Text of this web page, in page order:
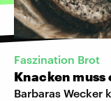
Faszination Brot
Knacken muss
Barbaras Wecker